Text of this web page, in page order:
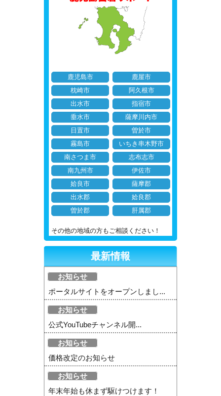
鹿児島市
鹿屋市
枕崎市
阿久根市
出水市
指宿市
垂水市
薩摩川内市
日置市
曽於市
霧島市
いちき串木野市
南さつま市
志布志市
南九州市
伊佐市
姶良市
薩摩郡
出水郡
姶良郡
曽於郡
肝属郡
その他の地域の方もご相談ください！
最新情報
お知らせ
ポータルサイトをオープンしまし...
お知らせ
公式YouTubeチャンネル開...
お知らせ
価格改定のお知らせ
お知らせ
年末年始も休まず駆けつけます！